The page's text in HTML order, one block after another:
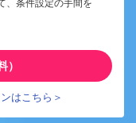
、条件設定の手間を
）
はこちら＞